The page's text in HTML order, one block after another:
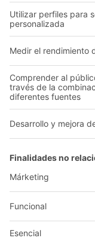
Follow us
A
+34 93 557 10 20
© 2026 BITO-
Diseño y realización